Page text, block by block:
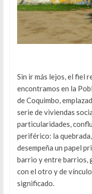
Sin ir más lejos, el fiel
encontramos en la
de Coquimbo,
serie de viviendas
particularidades,
periférico: la
desempeña un papel
barrio y entre barrios,
con el otro y de
significado.